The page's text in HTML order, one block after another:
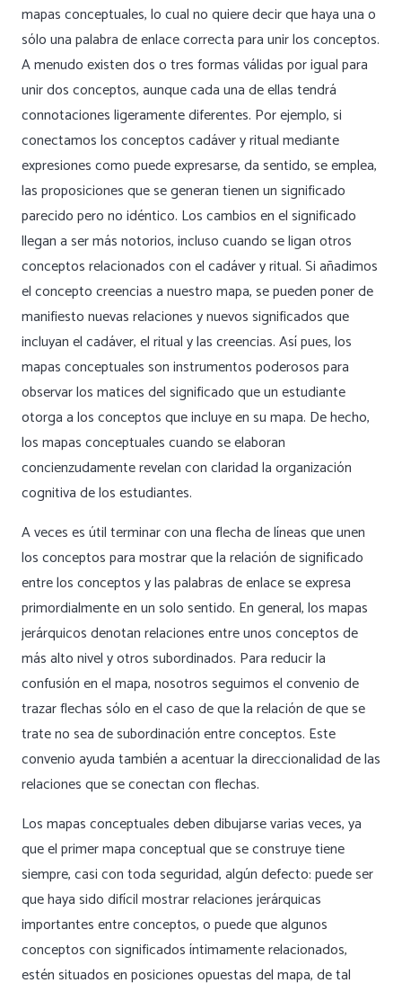
mapas conceptuales, lo cual no quiere decir que haya una o
sólo una palabra de enlace correcta para unir los conceptos.
A menudo existen dos o tres formas válidas por igual para
unir dos conceptos, aunque cada una de ellas tendrá
connotaciones ligeramente diferentes. Por ejemplo, si
conectamos los conceptoscadáveryritualmediante
expresiones comopuede expresarse, da sentido, se emplea,
las proposiciones que se generan tienen un significado
parecido pero no idéntico. Los cambios en el significado
llegan a ser más notorios, incluso cuando se ligan otros
conceptos relacionados con elcadáveryritual. Si añadimos
el concepto creencias a nuestro mapa, se pueden poner de
manifiesto nuevas relaciones y nuevos significados que
incluyan elcadáver, elritual y las creencias. Así pues, los
mapas conceptuales son instrumentos poderosos para
observar los matices del significado que un estudiante
otorga a los conceptos que incluye en su mapa. De hecho,
los mapas conceptuales cuando se elaboran
concienzudamente revelan con claridad la organización
cognitiva de los estudiantes.
A veces es útil terminar con una flecha de líneas que unen
los conceptos para mostrar que la relación de significado
entre los conceptos y las palabras de enlace se expresa
primordialmente en un solo sentido. En general, los mapas
jerárquicos denotan relaciones entre unos conceptos de
más alto nivel y otros subordinados. Para reducir la
confusión en el mapa, nosotros seguimos el convenio de
trazar flechas sólo en el caso de que la relación de que se
trate no sea de subordinación entre conceptos. Este
convenio ayuda también a acentuar la direccionalidad de las
relaciones que se conectan con flechas.
Los mapas conceptuales deben dibujarse varias veces, ya
que el primer mapa conceptual que se construye tiene
siempre, casi con toda seguridad, algún defecto: puede ser
que haya sido difícil mostrar relaciones jerárquicas
importantes entre conceptos, o puede que algunos
conceptos con significados íntimamente relacionados,
estén situados en posiciones opuestas del mapa, de tal